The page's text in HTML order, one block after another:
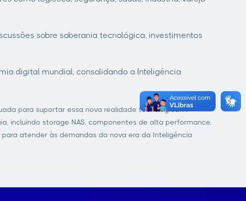
sobre soberania tecnológica, investimentos
digital mundial, consolidando a Inteligência
para suportar essa nova realidade tecnológica. A
incluindo storage NAS, componentes de alta performance,
atender às demandas da nova era da Inteligência